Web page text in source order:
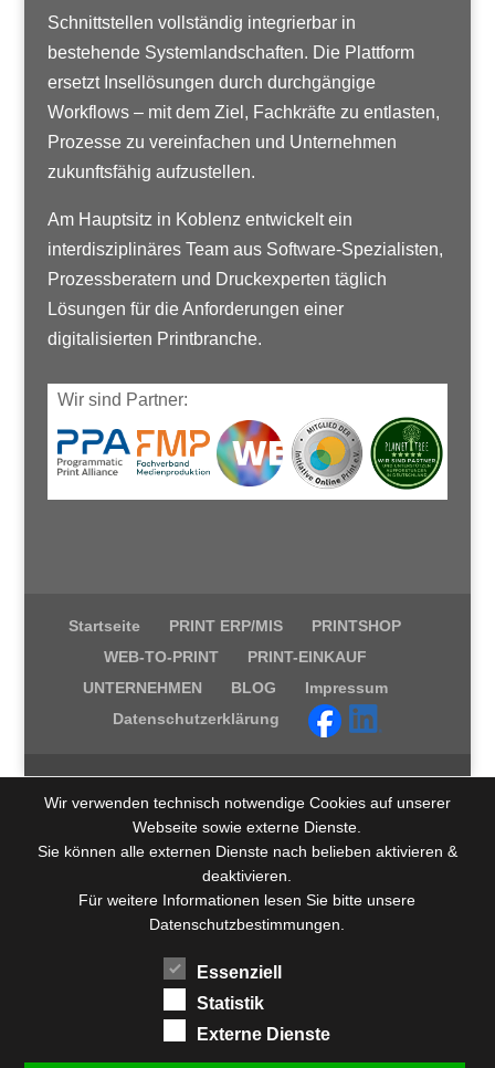
Schnittstellen vollständig integrierbar in
bestehende Systemlandschaften. Die Plattform
ersetzt Insellösungen durch durchgängige
Workflows – mit dem Ziel, Fachkräfte zu entlasten,
Prozesse zu vereinfachen und Unternehmen
zukunftsfähig aufzustellen.
Am Hauptsitz in Koblenz entwickelt ein
interdisziplinäres Team aus Software-Spezialisten,
Prozessberatern und Druckexperten täglich
Lösungen für die Anforderungen einer
digitalisierten Printbranche.
Wir sind Partner:
Startseite PRINT ERP/MIS
PRINTSHOP
WEB-TO-PRINT
PRINT-EINKAUF
UNTERNEHMEN
BLOG
Impressum
Datenschutzerklärung
Wir verwenden technisch notwendige Cookies auf unserer
Webseite sowie externe Dienste.
Sie können alle externen Dienste nach belieben aktivieren &
deaktivieren.
Für weitere Informationen lesen Sie bitte unsere
Datenschutzbestimmungen.
Essenziell
Statistik
Externe Dienste